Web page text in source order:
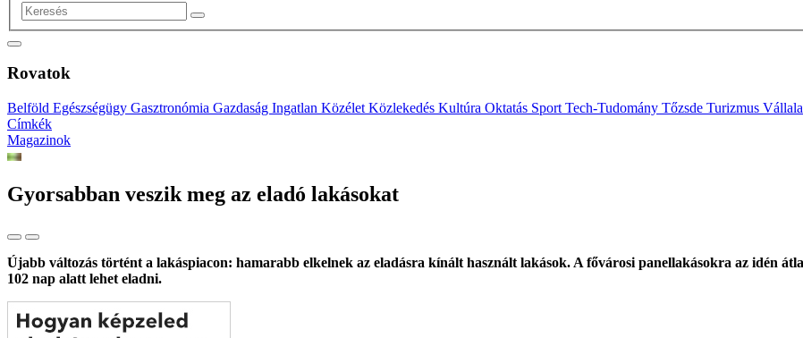
Rovatok
Belföld Egészségügy Gasztronómia Gazdaság Ingatlan Közélet Közlekedés Kultúra Oktatás Sport Tech-Tudomány Tőzsde Turizmus
Címkék
Magazinok
Gyorsabban veszik meg az eladó lakásokat
Újabb változás történt a lakáspiacon: hamarabb elkelnek az eladásra kínált használt lakások. A fővárosi panellakásokra az idén
102 nap alatt lehet eladni.